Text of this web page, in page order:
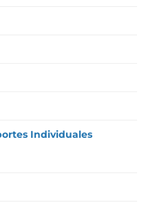
Individuales